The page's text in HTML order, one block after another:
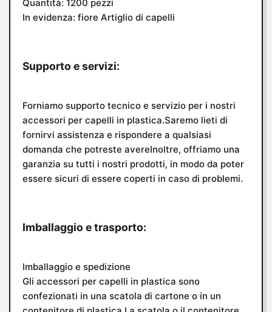
Quantità: 1200 pezzi
In evidenza: fiore Artiglio di capelli
Supporto e servizi:
Forniamo supporto tecnico e servizio per i nostri
accessori per capelli in plastica.Saremo lieti di
fornirvi assistenza e rispondere a qualsiasi
domanda che potreste avereInoltre, offriamo una
garanzia su tutti i nostri prodotti, in modo da poter
essere sicuri di essere coperti in caso di problemi.
Imballaggio e trasporto:
Imballaggio e spedizione
Gli accessori per capelli in plastica sono
confezionati in una scatola di cartone o in un